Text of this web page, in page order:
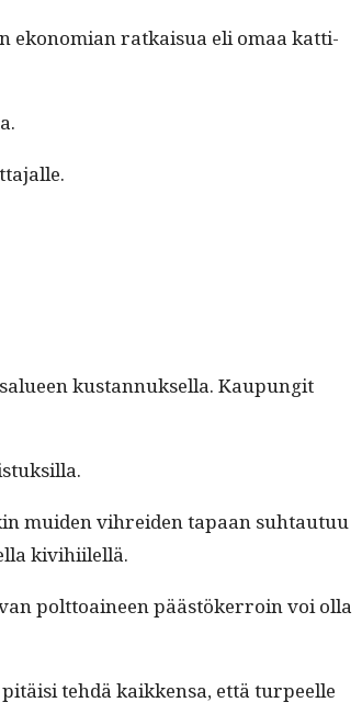
ekono­mi­an ratkaisua eli omaa kat­ti­
kus­tan­nuk­sel­la. Kaupun­git
muiden vihrei­den tapaan suh­tau­tuu
kivihiilellä.
polt­toaineen päästök­er­roin voi olla
tehdä kaikken­sa, että turpeelle